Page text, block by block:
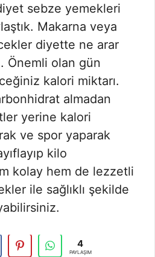
sebze yemekleri
Makarna veya
diyette ne arar
Önemli olan gün
kalori miktarı.
almadan
yerine kalori
ve spor yaparak
kilo
kolay hem de lezzetli
ile sağlıklı şekilde
4
PAYLAŞIM